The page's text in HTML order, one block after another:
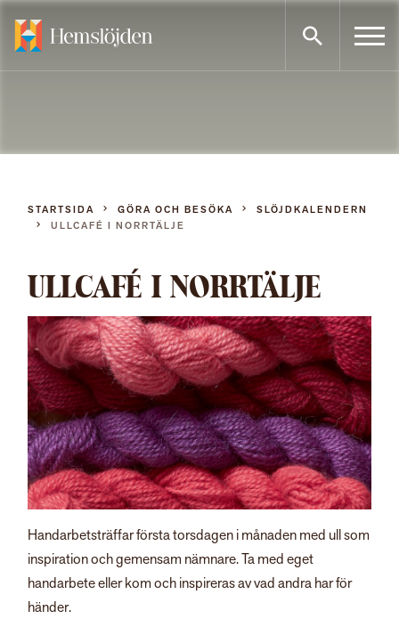
innehållet
STARTSIDA GÖRA OCH BESÖKA
SLÖJDKALENDERN
ULLCAFÉ I NORRTÄLJE
ULLCAFÉ I NORRTÄLJE
Handarbetsträffar första torsdagen i månaden med ull som
inspiration och gemensam nämnare. Ta med eget
handarbete eller kom och inspireras av vad andra har för
händer.